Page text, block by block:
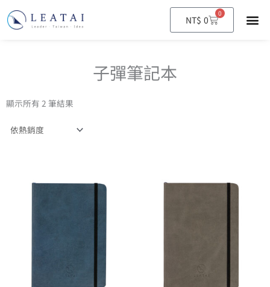
NT$ 0
0
購
物
子彈筆記本
顯示所有 2 筆結果